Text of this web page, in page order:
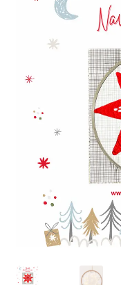
Conoceme
Preguntas Frecuentes